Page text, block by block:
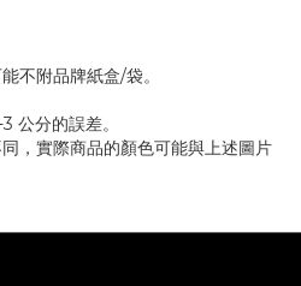
不附品牌紙盒/袋。
公分的誤差。
，實際商品的顏色可能與上述圖片